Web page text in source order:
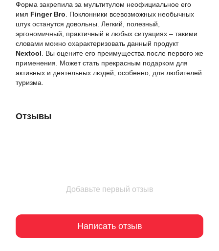
Форма закрепила за мультитулом неофициальное его
имя Finger Bro . Поклонники всевозможных необычных
штук останутся довольны. Легкий, полезный,
эргономичный, практичный в любых ситуациях – такими
словами можно охарактеризовать данный продукт
Nextool . Вы оцените его преимущества после первого же
применения. Может стать прекрасным подарком для
активных и деятельных людей, особенно, для любителей
туризма.
Отзывы
Добавьте первый отзыв
Написать отзыв